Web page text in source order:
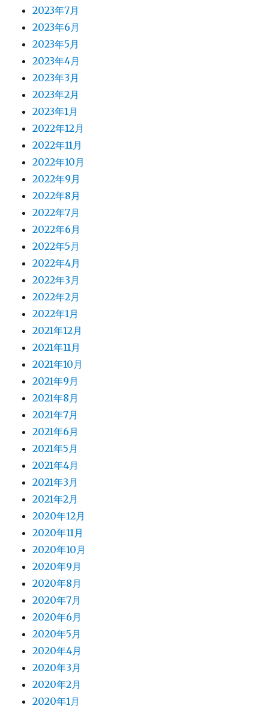
2023年7月
2023年6月
2023年5月
2023年4月
2023年3月
2023年2月
2023年1月
2022年12月
2022年11月
2022年10月
2022年9月
2022年8月
2022年7月
2022年6月
2022年5月
2022年4月
2022年3月
2022年2月
2022年1月
2021年12月
2021年11月
2021年10月
2021年9月
2021年8月
2021年7月
2021年6月
2021年5月
2021年4月
2021年3月
2021年2月
2020年12月
2020年11月
2020年10月
2020年9月
2020年8月
2020年7月
2020年6月
2020年5月
2020年4月
2020年3月
2020年2月
2020年1月